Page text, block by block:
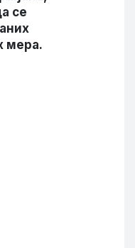
се
мера.